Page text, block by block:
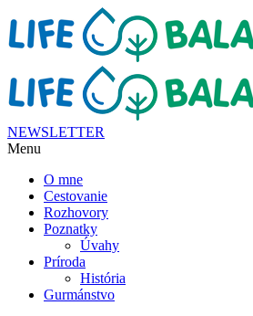
NEWSLETTER
Menu
O mne
Cestovanie
Rozhovory
Poznatky
Úvahy
Príroda
História
Gurmánstvo